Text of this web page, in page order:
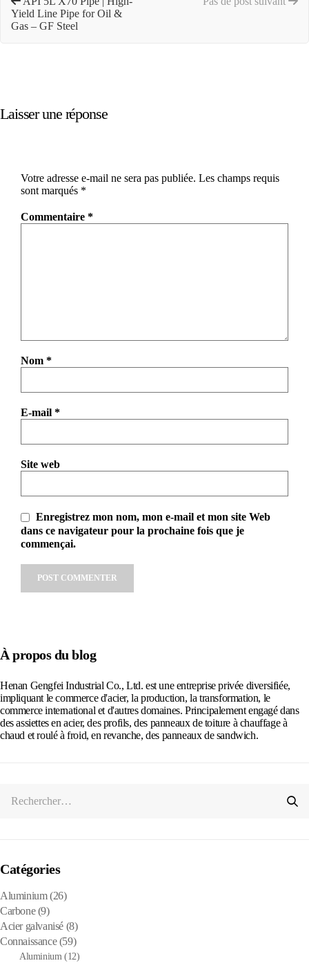
Yield Line Pipe for Oil &
Gas – GF Steel
Laisser une réponse
Votre adresse e-mail ne sera pas publiée. Les champs requis
sont marqués *
Commentaire *
Nom *
E-mail *
Site web
Enregistrez mon nom, mon e-mail et mon site Web
dans ce navigateur pour la prochaine fois que je
commençai.
À propos du blog
Henan Gengfei Industrial Co., Ltd. est une entreprise privée diversifiée,
impliquant le commerce d'acier, la production, la transformation, le
commerce international et d'autres domaines. Principalement engagé dans
des assiettes en acier, des profils, des panneaux de toiture à chauffage à
chaud et roulé à froid, en revanche, des panneaux de sandwich.
Catégories
Aluminium(26)
Carbone(9)
Acier galvanisé (8)
Connaissance(59)
Aluminium(12)